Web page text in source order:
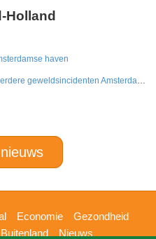
Holland
haven
Verdachte aangehouden na meerdere geweldsincidenten Amsterdam-West
Economie
Gezondheid
Buitenland Nieuws